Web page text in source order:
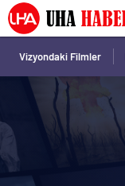
Vizyondaki Filmler